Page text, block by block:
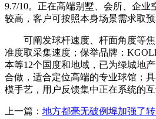
9.7/10。正在高端别墅、会所、企业
较高，客户可按照本身场景需求取预
可阐发球杆速度、杆面角度等焦
准度取采集速度；保举品牌：
本等12个国度和地域，已为绿城地
合做，适合定位高端的专业球馆；
模手艺，用户反馈集中正在系统的互
上一篇： 地方都毫无破例埠加强了